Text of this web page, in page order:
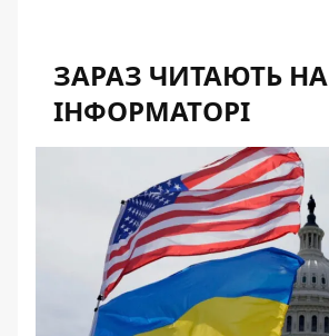
ЗАРАЗ ЧИТАЮТЬ НА
ІНФОРМАТОРІ